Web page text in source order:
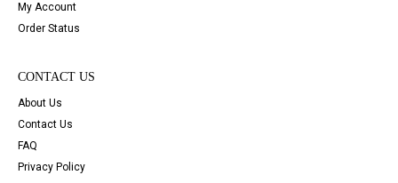
My Account
Order Status
CONTACT US
About Us
Contact Us
FAQ
Privacy Policy